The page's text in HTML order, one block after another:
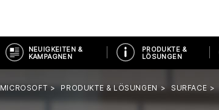
NEUIGKEITEN &
KAMPAGNEN
PRODUKTE &
LÖSUNGEN
MICROSOFT PRODUKTE & LÖSUNGEN SURFACE